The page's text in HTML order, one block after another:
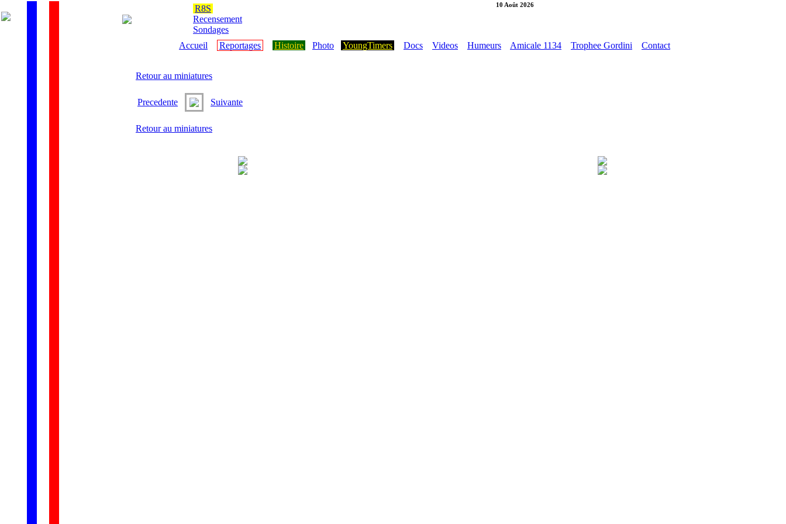
R8S
Recensement
Sondages
10 Août 2026
Accueil Reportages Histoire Photo YoungTimers Docs Videos Humeurs Amicale 1134 Trophee Gordini Contact
Retour au miniatures
Precedente Suivante
Retour au miniatures